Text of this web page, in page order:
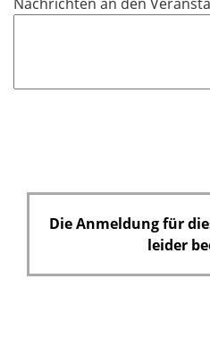
l
h
Die Anmeldung für
leider